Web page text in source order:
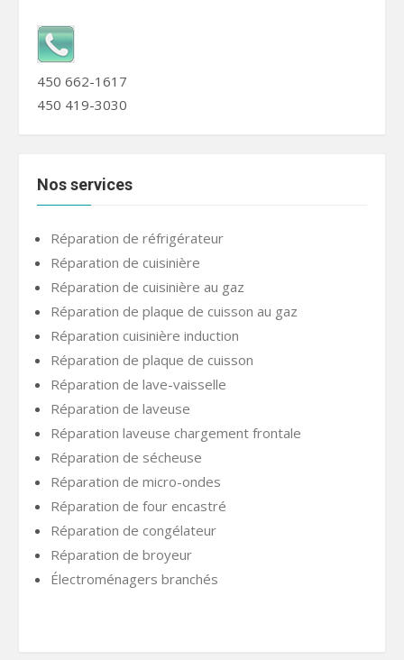
450 662-1617
450 419-3030
Nos services
Réparation de réfrigérateur
Réparation de cuisinière
Réparation de cuisinière au gaz
Réparation de plaque de cuisson au gaz
Réparation cuisinière induction
Réparation de plaque de cuisson
Réparation de lave-vaisselle
Réparation de laveuse
Réparation laveuse chargement frontale
Réparation de sécheuse
Réparation de micro-ondes
Réparation de four encastré
Réparation de congélateur
Réparation de broyeur
Électroménagers branchés